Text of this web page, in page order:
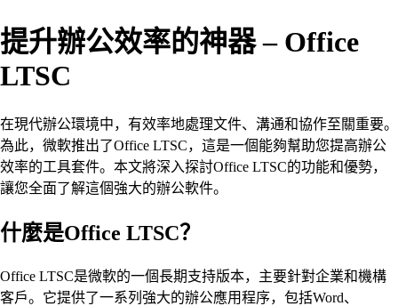
提升辦公效率的神器 – Office
LTSC
在現代辦公環境中，有效率地處理文件、溝通和協作至關重要。
為此，微軟推出了Office LTSC，這是一個能夠幫助您提高辦公
效率的工具套件。本文將深入探討Office LTSC的功能和優勢，
讓您全面了解這個強大的辦公軟件。
什麼是Office LTSC？
Office LTSC是微軟的一個長期支持版本，主要針對企業和機構
客戶。它提供了一系列強大的辦公應用程序，包括Word、